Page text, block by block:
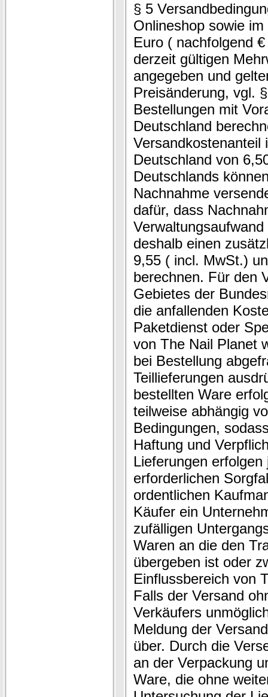
§ 5
Onlineshop sowie
Euro ( nachfolgend
derzeit gültigen
angegeben und
Preisänderung, vgl.
Bestellungen mit
Deutschland
Versandkostenanteil
Deutschland von
Deutschlands
Nachnahme
dafür, dass
deshalb einen
9,55 ( incl. MwSt.)
berechnen. Für den
Gebietes der
die anfallenden
Paketdienst oder
von The Nail Planet
bei Bestellung
Teillieferungen
bestellten Ware
teilweise abhängig
Bedingungen,
Haftung und
Lieferungen
erforderlichen
ordentlichen
Käufer ein
zufälligen
Waren an die den
übergeben ist oder
Einflussbereich von
Falls der Versand
Verkäufers
Meldung der
über. Durch die
an der Verpackung
Ware, die ohne